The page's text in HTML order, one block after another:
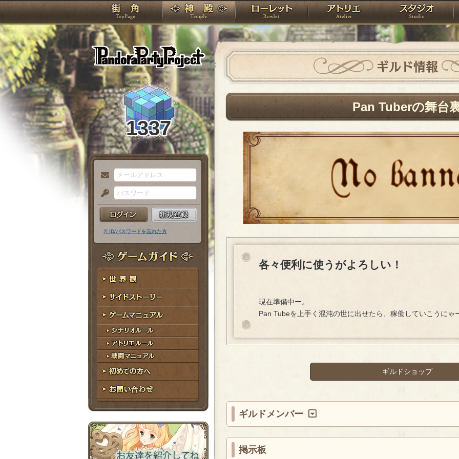
PandoraPartyProject
TOP 神殿 ローレット アトリエ
1337
メ
ー
ル
ア
ド
レ
ス
パ
ス
ー
ド
※ ID/パスワードを忘れた方
ゲームガイド
世界観
サイドストーリー
ゲームマニュアル
シナリオルール
アトリエルール
戦闘マニュアル
初めての方へ
お問い合わせ
ギルド情報
Pan Tuberの舞台
各々便利に使うがよろしい！
現在準備中ー。
Pan Tubeを上手く混沌の世に出せたら、稼働していこうにゃ
ギルドショップ
ギルドメンバー
掲示板